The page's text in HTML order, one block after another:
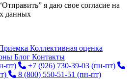
я даю свое согласие на
данных
Коллективная оценка
Блог Контакты
пт) +7 (926) 730-39-03 (пн-пт)
8 (800) 550-51-51 (пн-пт)